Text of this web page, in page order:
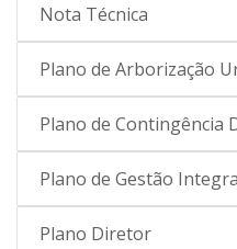
Nota Técnica
Plano de Arborização
Plano de Contingência
Plano de Gestão
Plano Diretor